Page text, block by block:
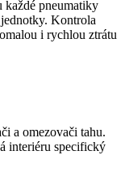
každé pneumatiky
Kontrola
i rychlou ztrátu
a omezovači tahu.
interiéru specifický